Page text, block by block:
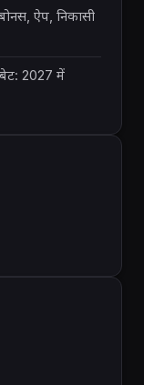
ऐप, निकासी
2027 में